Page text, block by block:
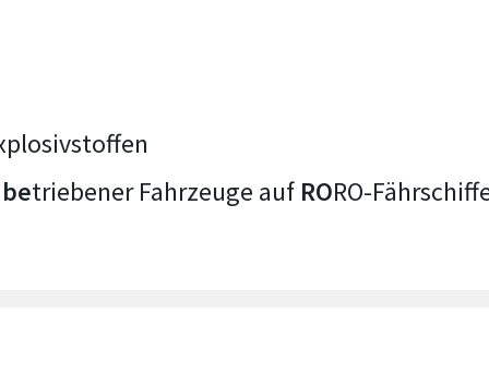
betriebener Fahrzeuge auf RORO-